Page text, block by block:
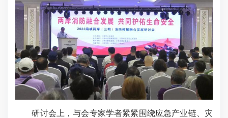
研讨会上，与会专家学者紧紧围绕应急产业链、灾